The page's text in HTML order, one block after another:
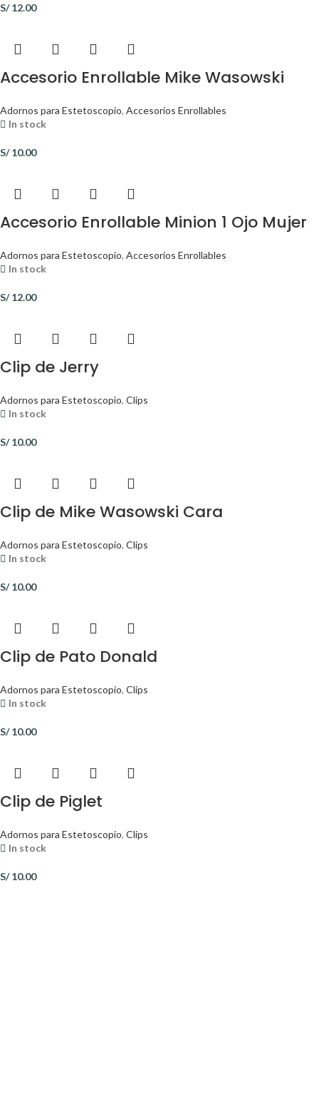
S/12.00
Accesorio Enrollable Mike Wasowski
Adornos para Estetoscopio, Accesorios Enrollables
In stock
S/10.00
Accesorio Enrollable Minion 1 Ojo Mujer
Adornos para Estetoscopio, Accesorios Enrollables
In stock
S/12.00
Clip de Jerry
Adornos para Estetoscopio, Clips
In stock
S/10.00
Clip de Mike Wasowski Cara
Adornos para Estetoscopio, Clips
In stock
S/10.00
Clip de Pato Donald
Adornos para Estetoscopio, Clips
In stock
S/10.00
Clip de Piglet
Adornos para Estetoscopio, Clips
In stock
S/10.00